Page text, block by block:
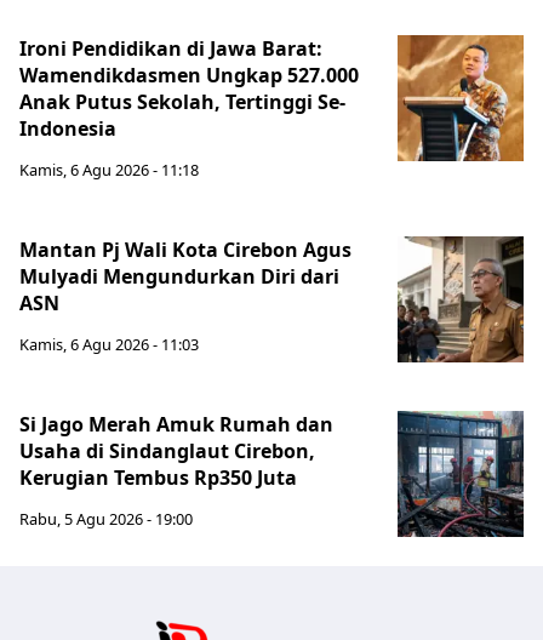
Ironi Pendidikan di Jawa Barat:
Wamendikdasmen Ungkap 527.000
Anak Putus Sekolah, Tertinggi Se-
Indonesia
Kamis, 6 Agu 2026 - 11:18
Mantan Pj Wali Kota Cirebon Agus
Mulyadi Mengundurkan Diri dari
ASN
Kamis, 6 Agu 2026 - 11:03
Si Jago Merah Amuk Rumah dan
Usaha di Sindanglaut Cirebon,
Kerugian Tembus Rp350 Juta
Rabu, 5 Agu 2026 - 19:00